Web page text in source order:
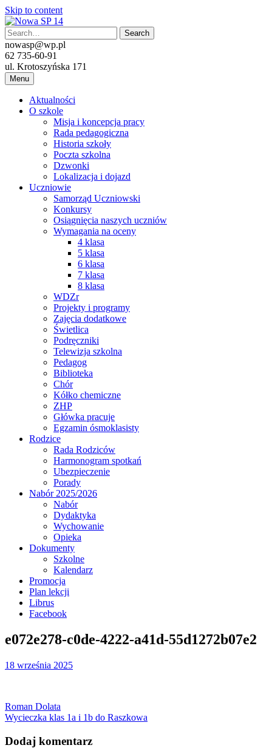
Skip to content
nowasp@wp.pl
62 735-60-91
ul. Krotoszyńska 171
Menu
Aktualności
O szkole
Misja i koncepcja pracy
Rada pedagogiczna
Historia szkoły
Poczta szkolna
Dzwonki
Lokalizacja i dojazd
Uczniowie
Samorząd Uczniowski
Konkursy
Osiągnięcia naszych uczniów
Wymagania na oceny
4 klasa
5 klasa
6 klasa
7 klasa
8 klasa
WDZr
Projekty i programy
Zajęcia dodatkowe
Świetlica
Podręczniki
Telewizja szkolna
Pedagog
Biblioteka
Chór
Kółko chemiczne
ZHP
Główka pracuje
Egzamin ósmoklasisty
Rodzice
Rada Rodziców
Harmonogram spotkań
Ubezpieczenie
Porady
Nabór 2025/2026
Nabór
Dydaktyka
Wychowanie
Opieka
Dokumenty
Szkolne
Kalendarz
Promocja
Plan lekcji
Librus
Facebook
e072e278-c0de-4222-a41d-55d1272b07e2
18 września 2025
Roman Dolata
Wycieczka klas 1a i 1b do Raszkowa
Dodaj komentarz